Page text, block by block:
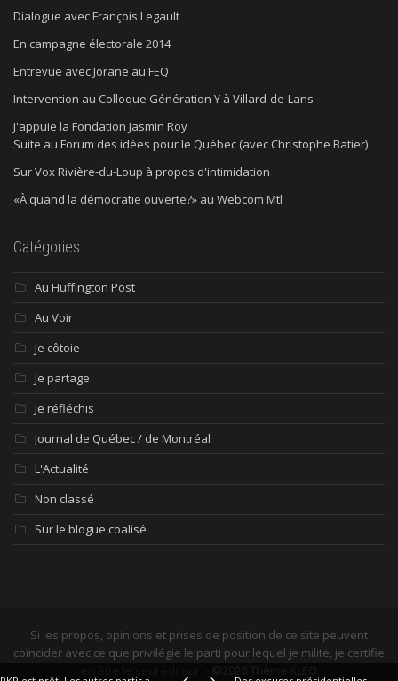
Dialogue avec François Legault
En campagne électorale 2014
Entrevue avec Jorane au FEQ
Intervention au Colloque Génération Y à Villard-de-Lans
J'appuie la Fondation Jasmin Roy
Suite au Forum des idées pour le Québec (avec Christophe Batier)
Sur Vox Rivière-du-Loup à propos d'intimidation
«À quand la démocratie ouverte?» au Webcom Mtl
Catégories
Au Huffington Post
Au Voir
Je côtoie
Je partage
Je réfléchis
Journal de Québec / de Montréal
L'Actualité
Non classé
Sur le blogue coalisé
Si les propos, opinions et prises de position de ce site peuvent
coïncider avec ce que privilégie le parti pour lequel je milite, je certifie